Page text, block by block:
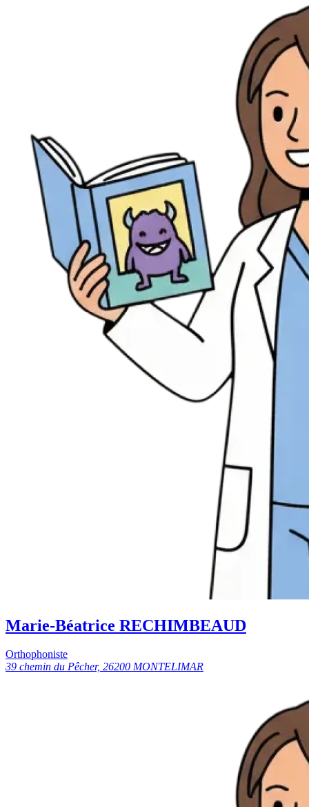
Marie-Béatrice RECHIMBEAUD
Orthophoniste
39 chemin du Pêcher, 26200 MONTELIMAR